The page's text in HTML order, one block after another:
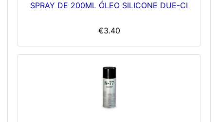
SPRAY DE 200ML ÓLEO SILICONE DUE-CI
€3.40